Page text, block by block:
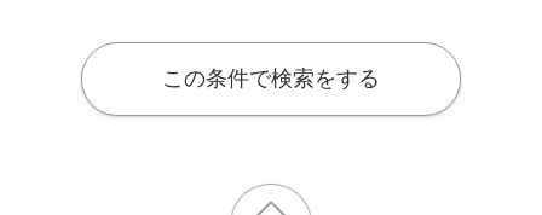
この条件で検索をする